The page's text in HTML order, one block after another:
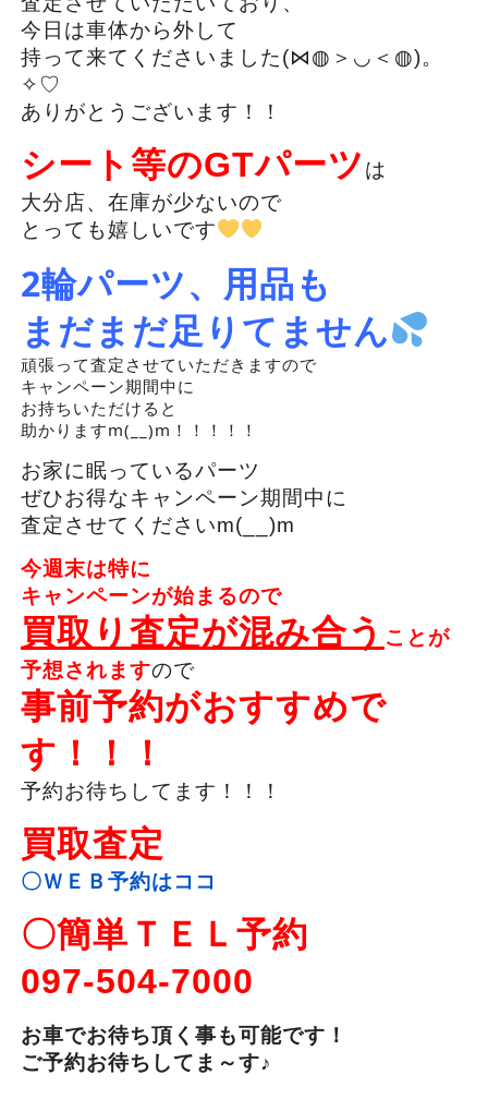
今日は車体から外して
持って来てくださいました(⋈◍＞◡＜◍)。
✧♡
ありがとうございます！！
シート等のGTパーツ は
大分店、在庫が少ないので
とっても嬉しいです
2輪パーツ、用品も
まだまだ足りてません
頑張って査定させていただきますので
キャンペーン期間中に
お持ちいただけると
助かりますm(__)m！！！！！
お家に眠っているパーツ
ぜひお得なキャンペーン期間中に
査定させてくださいm(__)m
今週末は特に
キャンペーンが始まるので
買取り査定が混み合う ことが
予想されますので
事前予約がおすすめで
す！！！
予約お待ちしてます！！！
買取査定
〇ＷＥＢ予約はココ
〇簡単ＴＥＬ予約
097-504-7000
お車でお待ち頂く事も可能です！
ご予約お待ちしてま～す♪